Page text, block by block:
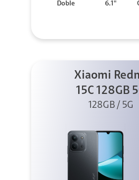
Doble
6.1"
Xiaomi
15C 128GB
Negro
128GB / 5G